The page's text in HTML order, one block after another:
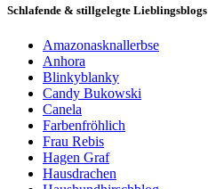
Schlafende & stillgelegte Lieblingsblogs
Amazonasknallerbse
Anhora
Blinkyblanky
Candy Bukowski
Canela
Farbenfröhlich
Frau Rebis
Hagen Graf
Hausdrachen